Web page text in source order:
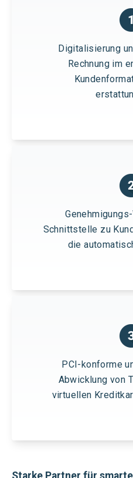
Digitalisierung
Rechnung im
Schnittstelle zu
die
PCI-konforme
Abwicklung von
virtuellen
Starke Partner für